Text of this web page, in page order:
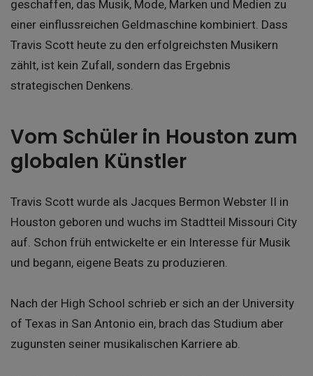
geschaffen, das Musik, Mode, Marken und Medien zu
einer einflussreichen Geldmaschine kombiniert. Dass
Travis Scott heute zu den erfolgreichsten Musikern
zählt, ist kein Zufall, sondern das Ergebnis
strategischen Denkens.
Vom Schüler in Houston zum
globalen Künstler
Travis Scott wurde als Jacques Bermon Webster II in
Houston geboren und wuchs im Stadtteil Missouri City
auf. Schon früh entwickelte er ein Interesse für Musik
und begann, eigene Beats zu produzieren.
Nach der High School schrieb er sich an der University
of Texas in San Antonio ein, brach das Studium aber
zugunsten seiner musikalischen Karriere ab.